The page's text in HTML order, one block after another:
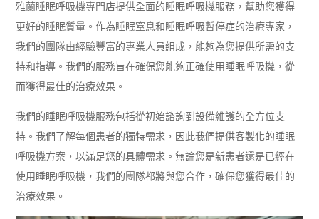
雅蘭睡眠呼吸機專門店提供全面的睡眠呼吸機服務，幫助您獲得
更好的睡眠質量。作為睡眠窒息和睡眠呼吸暫停症的治療專家，
我們的團隊由經驗豐富的專業人員組成，能夠為您提供所需的支
持和指導。我們的服務旨在確保您能夠正確使用睡眠呼吸機，從
而獲得最佳的治療效果。
我們的睡眠呼吸機服務包括從初始諮詢到設備維護的全方位支
持。我們了解每個患者的獨特需求，因此我們提供客製化的睡眠
呼吸機方案，以滿足您的具體需求。無論您是新患者還是已經在
使用睡眠呼吸機，我們的團隊都將與您合作，確保您獲得最佳的
治療效果。